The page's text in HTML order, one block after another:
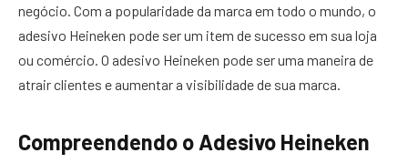
negócio. Com a popularidade da marca em todo o mundo, o
adesivo Heineken pode ser um item de sucesso em sua loja
ou comércio. O adesivo Heineken pode ser uma maneira de
atrair clientes e aumentar a visibilidade de sua marca.
Compreendendo o Adesivo Heineken